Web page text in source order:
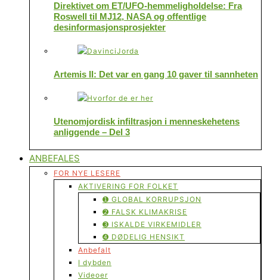
Direktivet om ET/UFO-hemmeligholdelse: Fra
Roswell til MJ12, NASA og offentlige
desinformasjonsprosjekter
Artemis II: Det var en gang 10 gaver til sannheten
Utenomjordisk infiltrasjon i menneskehetens
anliggende – Del 3
ANBEFALES
FOR NYE LESERE
AKTIVERING FOR FOLKET
➊ GLOBAL KORRUPSJON
➋ FALSK KLIMAKRISE
➌ ISKALDE VIRKEMIDLER
➍ DØDELIG HENSIKT
Anbefalt
I dybden
Videoer